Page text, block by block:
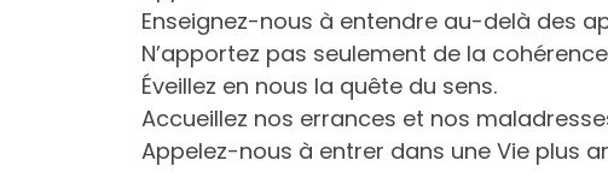
Enseignez-nous à entendre au-delà des
N’apportez pas seulement de la
Éveillez en nous la quête du sens.
Accueillez nos errances et nos
Appelez-nous à entrer dans une Vie plus